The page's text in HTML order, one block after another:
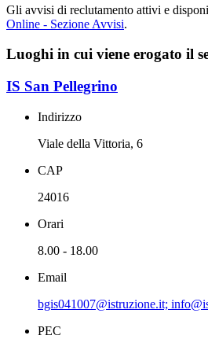
Gli avvisi di reclutamento attivi e
Online - Sezione Avvisi.
Luoghi in cui viene erogato il
IS San Pellegrino
Indirizzo
Viale della Vittoria, 6
CAP
24016
Orari
8.00 - 18.00
Email
bgis041007@istruzione.it;
PEC